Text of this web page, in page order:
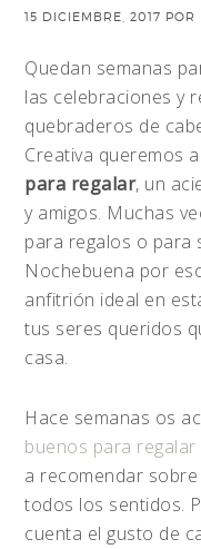
15 DICIEMBRE, 2017 POR
Quedan semanas
las celebraciones y
quebraderos de
Creativa queremos
para regalar, un
y amigos. Muchas
para regalos o para
Nochebuena por
anfitrión ideal en
tus seres queridos
casa.
Hace semanas os
buenos para regalar
a recomendar
todos los sentidos.
cuenta el gusto de